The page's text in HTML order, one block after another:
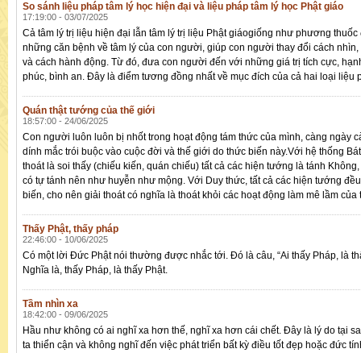
So sánh liệu pháp tâm lý học hiện đại và liệu pháp tâm lý học Phật giáo
17:19:00 - 03/07/2025
Cả tâm lý trị liệu hiện đại lẫn tâm lý trị liệu Phật giáogiống như phương thuốc
những căn bệnh về tâm lý của con người, giúp con người thay đổi cách nhìn,
và cách hành động. Từ đó, đưa con người đến với những giá trị tích cực,
phúc, bình an. Đây là điểm tương đồng nhất về mục đích của cả hai loại liệu
Quán thật tướng của thế giới
18:57:00 - 24/06/2025
Con người luôn luôn bị nhốt trong hoạt động tám thức của mình, càng ngày
dính mắc trói buộc vào cuộc đời và thế giới do thức biến này.Với hệ thống
thoát là soi thấy (chiếu kiến, quán chiếu) tất cả các hiện tướng là tánh
có tự tánh nên như huyễn như mộng. Với Duy thức, tất cả các hiện tướng
biến, cho nên giải thoát có nghĩa là thoát khỏi các hoạt động làm mê lầm của
Thấy Phật, thấy pháp
22:46:00 - 10/06/2025
Có một lời Đức Phật nói thường được nhắc tới. Đó là câu, “Ai thấy Pháp, là
Nghĩa là, thấy Pháp, là thấy Phật.
Tầm nhìn xa
18:42:00 - 09/06/2025
Hầu như không có ai nghĩ xa hơn thế, nghĩ xa hơn cái chết. Đây là lý do tại
ta thiển cận và không nghĩ đến việc phát triển bất kỳ điều tốt đẹp hoặc đức